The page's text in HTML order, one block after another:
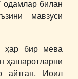
одамлар билан
мавзуси
ҳар бир мева
ҳашаротларни
айтган, Иоил